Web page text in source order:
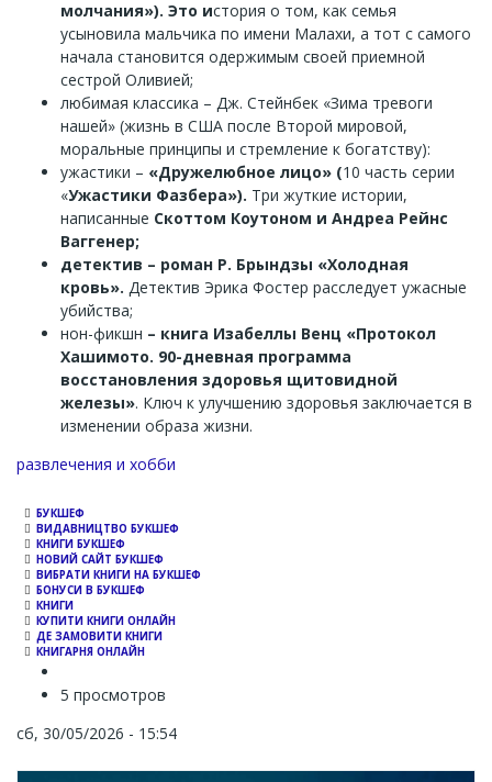
молчания»). Это история о том, как семья
усыновила мальчика по имени Малахи, а тот с самого
начала становится одержимым своей приемной
сестрой Оливией;
любимая классика – Дж. Стейнбек «Зима тревоги
нашей» (жизнь в США после Второй мировой,
моральные принципы и стремление к богатству):
ужастики – «Дружелюбное лицо» (10 часть серии
«Ужастики Фазбера»). Три жуткие истории,
написанные Скоттом Коутоном и Андреа Рейнс
Ваггенер;
детектив – роман Р. Брындзы «Холодная
кровь». Детектив Эрика Фостер расследует ужасные
убийства;
нон-фикшн – книга Изабеллы Венц «Протокол
Хашимото. 90-дневная программа
восстановления здоровья щитовидной
железы». Ключ к улучшению здоровья заключается в
изменении образа жизни.
Channel
развлечения и хобби
БУКШЕФ
ВИДАВНИЦТВО БУКШЕФ
КНИГИ БУКШЕФ
НОВИЙ САЙТ БУКШЕФ
ВИБРАТИ КНИГИ НА БУКШЕФ
БОНУСИ В БУКШЕФ
КНИГИ
КУПИТИ КНИГИ ОНЛАЙН
ДЕ ЗАМОВИТИ КНИГИ
КНИГАРНЯ ОНЛАЙН
5 просмотров
сб, 30/05/2026 - 15:54